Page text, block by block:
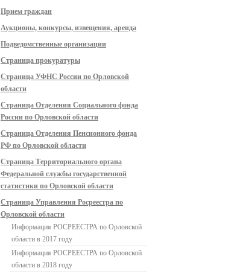
Прием граждан
Аукционы, конкурсы, извещения, аренда
Подведомственные организации
Страница прокуратуры
Страница УФНС России по Орловской
области
Страница Отделения Социального фонда
России по Орловской области
Страница Отделения Пенсионного фонда
РФ по Орловской области
Страница Территориального органа
Федеральной службы государственной
статистики по Орловской области
Страница Управления Росреестра по
Орловской области
Информация РОСРЕЕСТРА по Орловской
области в 2017 году
Информация РОСРЕЕСТРА по Орловской
области в 2018 году